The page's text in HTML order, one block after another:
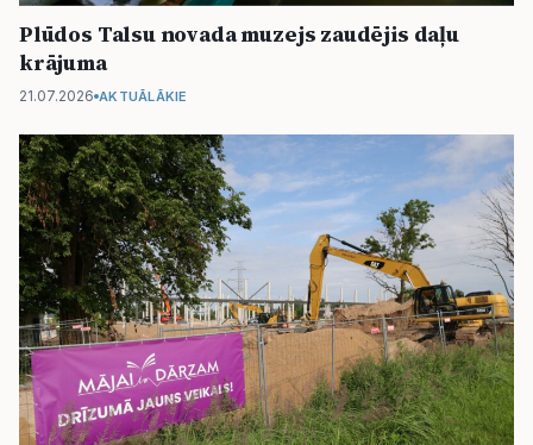
Plūdos Talsu novada muzejs zaudējis daļu
krājuma
21.07.2026 AKTUĀLĀKIE